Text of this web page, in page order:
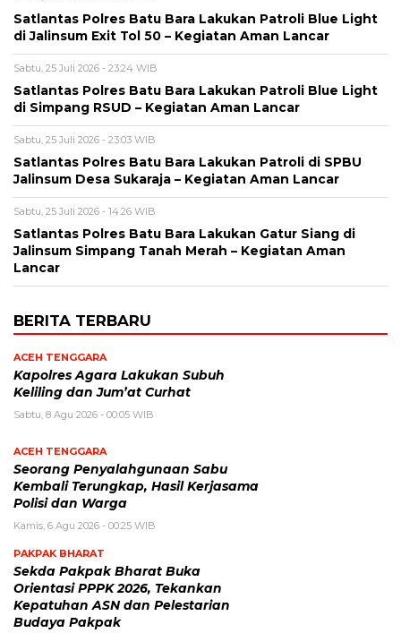
Satlantas Polres Batu Bara Lakukan Patroli Blue Light
di Jalinsum Exit Tol 50 – Kegiatan Aman Lancar
Sabtu, 25 Juli 2026 - 23:24 WIB
Satlantas Polres Batu Bara Lakukan Patroli Blue Light
di Simpang RSUD – Kegiatan Aman Lancar
Sabtu, 25 Juli 2026 - 23:03 WIB
Satlantas Polres Batu Bara Lakukan Patroli di SPBU
Jalinsum Desa Sukaraja – Kegiatan Aman Lancar
Sabtu, 25 Juli 2026 - 14:26 WIB
Satlantas Polres Batu Bara Lakukan Gatur Siang di
Jalinsum Simpang Tanah Merah – Kegiatan Aman
Lancar
BERITA TERBARU
ACEH TENGGARA
Kapolres Agara Lakukan Subuh
Keliling dan Jum’at Curhat
Sabtu, 8 Agu 2026 - 00:05 WIB
ACEH TENGGARA
Seorang Penyalahgunaan Sabu
Kembali Terungkap, Hasil Kerjasama
Polisi dan Warga
Kamis, 6 Agu 2026 - 00:25 WIB
PAKPAK BHARAT
Sekda Pakpak Bharat Buka
Orientasi PPPK 2026, Tekankan
Kepatuhan ASN dan Pelestarian
Budaya Pakpak